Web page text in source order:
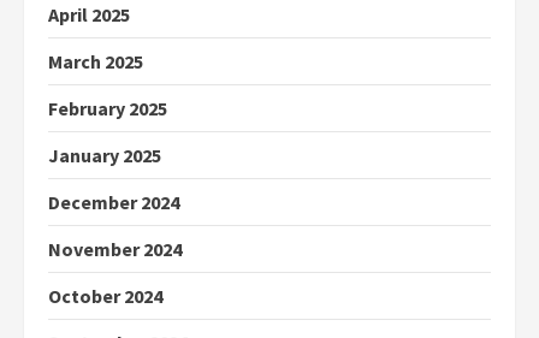
April 2025
March 2025
February 2025
January 2025
December 2024
November 2024
October 2024